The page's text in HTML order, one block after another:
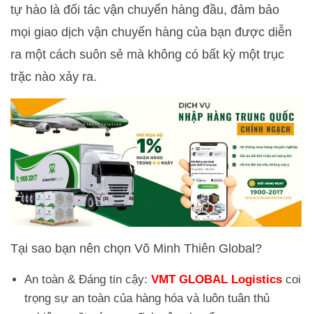
tự hào là đối tác vận chuyển hàng đầu, đảm bảo
mọi giao dịch vận chuyển hàng của bạn được diễn
ra một cách suôn sẻ mà không có bất kỳ một trục
trặc nào xảy ra.
Tại sao bạn nên chọn Võ Minh Thiên Global?
An toàn & Đáng tin cậy: VMT GLOBAL Logistics coi
trọng sự an toàn của hàng hóa và luôn tuân thủ